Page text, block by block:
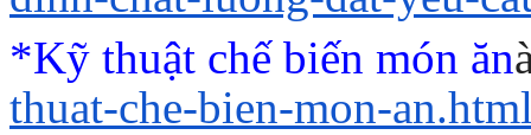
*Kỹ thuật chế biến món ăn
thuat-che-bien-mon-